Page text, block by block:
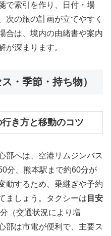
で索引を作り、日付・場
次の旅の計画が立てやすく
合は、境内の由緒書や案内
が深まります。
・季節・持ち物）
き方と移動のコツ
部へは、空港リムジンバス
分、熊本駅まで約60分が
動するため、乗継ぎや予約
ましょう。タクシーは 目安
（交通状況により増
部は市電が便利で、主要ス